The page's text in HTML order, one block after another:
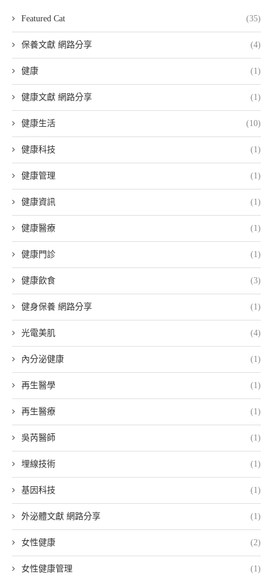
Featured Cat (35)
保養文獻 網路分享 (4)
健康 (1)
健康文獻 網路分享 (1)
健康生活 (10)
健康科技 (1)
健康管理 (1)
健康資訊 (1)
健康醫療 (1)
健康門診 (1)
健康飲食 (3)
健身保養 網路分享 (1)
光電美肌 (4)
內分泌健康 (1)
再生醫學 (1)
再生醫療 (1)
吳芮醫師 (1)
埋線技術 (1)
基因科技 (1)
外泌體文獻 網路分享 (1)
女性健康 (2)
女性健康管理 (1)